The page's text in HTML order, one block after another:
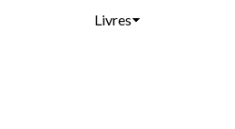
Livres